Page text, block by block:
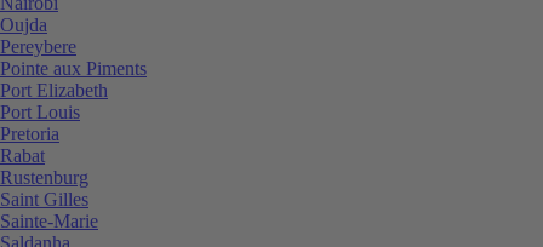
Oujda
Pereybere
Pointe aux Piments
Port Elizabeth
Port Louis
Pretoria
Rabat
Rustenburg
Saint Gilles
Sainte-Marie
Saldanha